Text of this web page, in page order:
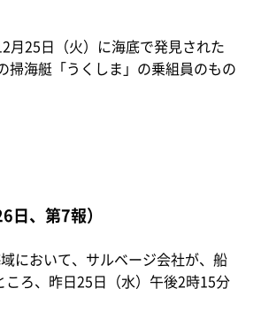
25日（火）に海底で発見された
掃海艇「うくしま」の乗組員のもの
、第7報）
において、サルベージ会社が、船
ろ、昨日25日（水）午後2時15分